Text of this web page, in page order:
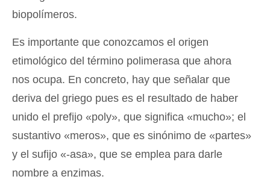
biopolímeros.
Es importante que conozcamos el origen
etimológico del término polimerasa que ahora
nos ocupa. En concreto, hay que señalar que
deriva del griego pues es el resultado de haber
unido el prefijo «poly», que significa «mucho»; el
sustantivo «meros», que es sinónimo de «partes»
y el sufijo «-asa», que se emplea para darle
nombre a enzimas.